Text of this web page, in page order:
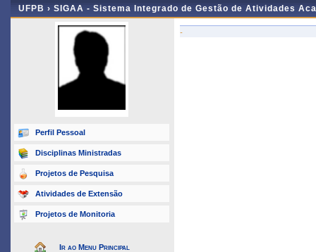
UFPB › SIGAA - Sistema Integrado de Gestão de Atividades
Perfil Pessoal
Disciplinas Ministradas
Projetos de Pesquisa
Atividades de Extensão
Projetos de Monitoria
Ir ao Menu Principal
-